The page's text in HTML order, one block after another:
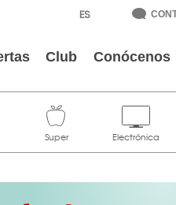
Club Conócenos